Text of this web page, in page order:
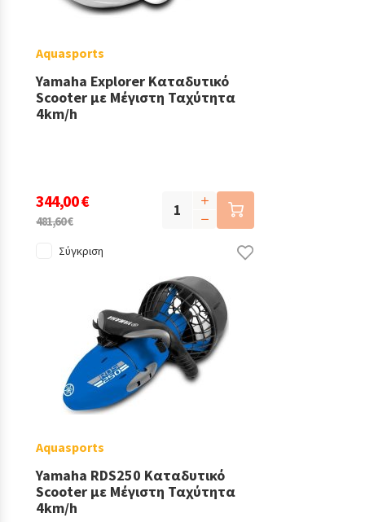
Aquasports
Yamaha Explorer Καταδυτικό
Scooter με Μέγιστη Ταχύτητα
4km/h
344,00 €
481,60 €
Σύγκριση
Aquasports
Yamaha RDS250 Καταδυτικό
Scooter με Μέγιστη Ταχύτητα
4km/h